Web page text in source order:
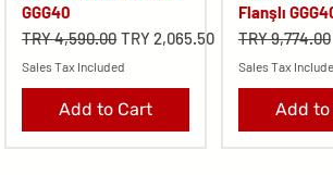
GGG40
Regular Price
TRY 4,590.00 Sale Price
TRY 2,065.50
Sales Tax Included
Add to Cart
Flanşlı
Regular Price
TRY 9,774.00
Sales Tax
Add to